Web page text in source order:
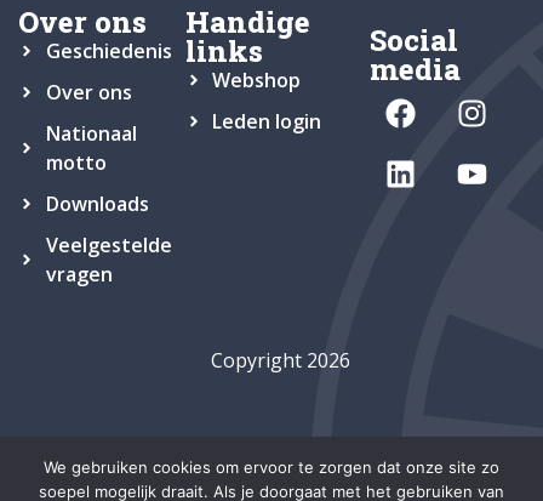
Over ons
Geschiedenis
Over ons
Nationaal
motto
Downloads
Veelgestelde
vragen
Handige
links
Webshop
Leden login
Social
media
Copyright 2026
We gebruiken cookies om ervoor te zorgen dat onze site zo
soepel mogelijk draait. Als je doorgaat met het gebruiken van